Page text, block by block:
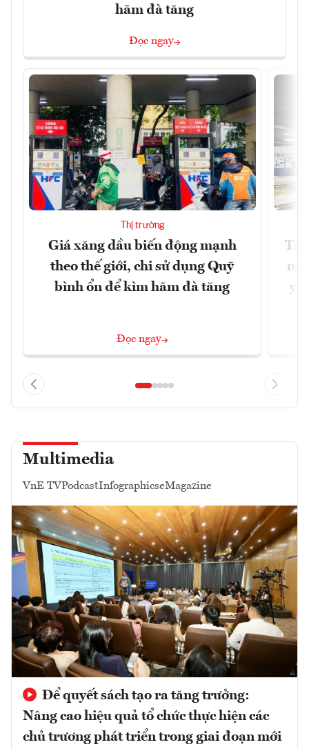
hãm đà tăng
Đọc ngay
Thị trường
Giá xăng dầu biến động mạnh
theo thế giới, chi sử dụng Quỹ
bình ổn để kìm hãm đà tăng
Đọc ngay
Multimedia
VnE TVPodcastInfographicseMagazine
Để quyết sách tạo ra tăng trưởng:
Nâng cao hiệu quả tổ chức thực hiện các
chủ trương phát triển trong giai đoạn mới